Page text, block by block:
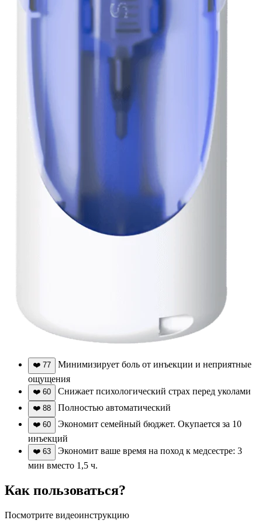
❤️ 77
Минимизирует боль от инъекции и неприятные
ощущения
❤️ 60 Снижает психологический страх перед уколами
❤️ 88 Полностью автоматический
❤️ 60
Экономит семейный бюджет. Окупается за 10
инъекций
❤️ 63
Экономит ваше время на поход к медсестре: 3
мин вместо 1,5 ч.
Как пользоваться?
Посмотрите видеоинструкцию